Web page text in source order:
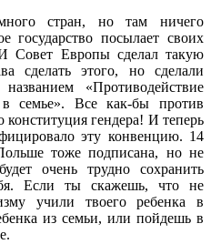
стран, но там ничего
государство посылает своих
Совет Европы сделал такую
сделать этого, но сделали
«Противодействие
Все как-бы против
гендера! И теперь
эту конвенцию. 14
тоже подписана, но не
очень трудно сохранить
Если ты скажешь, что не
учили твоего ребенка в
из семьи, или пойдешь в